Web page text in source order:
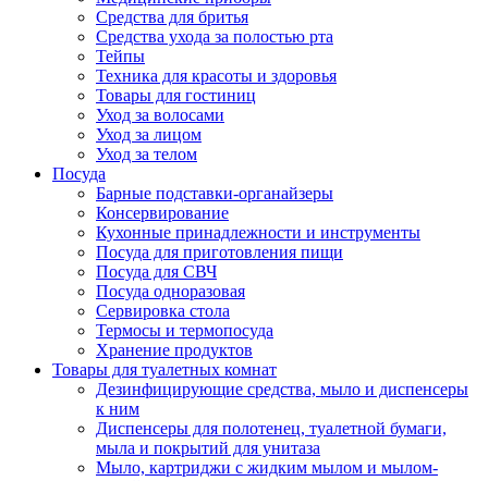
Средства для бритья
Средства ухода за полостью рта
Тейпы
Техника для красоты и здоровья
Товары для гостиниц
Уход за волосами
Уход за лицом
Уход за телом
Посуда
Барные подставки-органайзеры
Консервирование
Кухонные принадлежности и инструменты
Посуда для приготовления пищи
Посуда для СВЧ
Посуда одноразовая
Сервировка стола
Термосы и термопосуда
Хранение продуктов
Товары для туалетных комнат
Дезинфицирующие средства, мыло и диспенсеры
к ним
Диспенсеры для полотенец, туалетной бумаги,
мыла и покрытий для унитаза
Мыло, картриджи с жидким мылом и мылом-